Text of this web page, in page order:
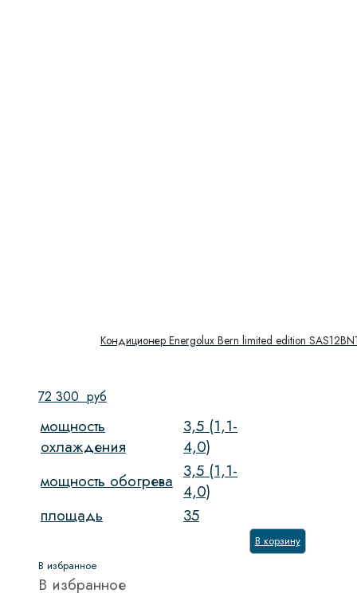
Кондиционер Energolux Bern limited edition
72 300 руб
мощность
охлаждения
3,5 (1,1-
4,0)
мощность обогрева 3,5 (1,1-
4,0)
площадь
35
В корзину
В избранное
В избранное